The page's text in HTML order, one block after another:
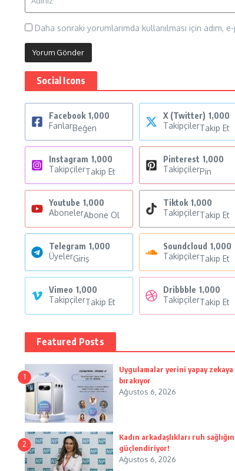
Daha sonraki yorumlarımda kullanılması için adım,
Social Icons
Facebook 1,000
FanlarBeğen
X (Twitter) 1,000
TakipçilerTakip Et
Instagram 1,000
TakipçilerTakip Et
Pinterest 1,000
TakipçilerPin
Youtube 1,000
AbonelerAbone Ol
Tiktok 1,000
TakipçilerTakip Et
Telegram 1,000
ÜyelerGiriş
Soundcloud 1,000
TakipçilerTakip Et
Vimeo 1,000
TakipçilerTakip Et
Dribbble 1,000
TakipçilerTakip Et
Featured Posts
1
Uygulamalar yerini yapay zekaya
bırakıyor
Ağustos 6, 2026
2
Kadın arkadaşlıkları ruh
güçlendiriyor!
Ağustos 6, 2026